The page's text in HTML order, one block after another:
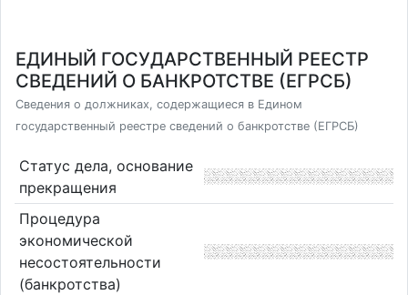
ЕДИНЫЙ ГОСУДАРСТВЕННЫЙ РЕЕСТР
СВЕДЕНИЙ О БАНКРОТСТВЕ (ЕГРСБ)
Сведения о должниках, содержащиеся в Едином
государственный реестре сведений о банкротстве (ЕГРСБ)
Статус дела, основание
прекращения
Процедура
экономической
несостоятельности
(банкротства)